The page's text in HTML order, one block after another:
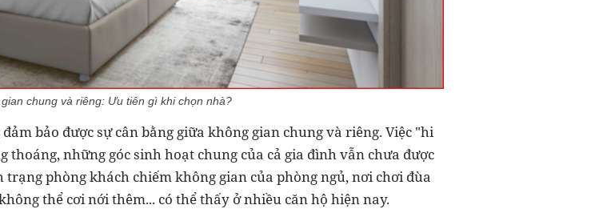
chung và riêng: Ưu tiên gì khi chọn nhà?
bảo được sự cân bằng giữa không gian chung và riêng. Việc "hi
thoáng, những góc sinh hoạt chung của cả gia đình vẫn chưa được
phòng khách chiếm không gian của phòng ngủ, nơi chơi đùa
thể cơi nới thêm... có thể thấy ở nhiều căn hộ hiện nay.